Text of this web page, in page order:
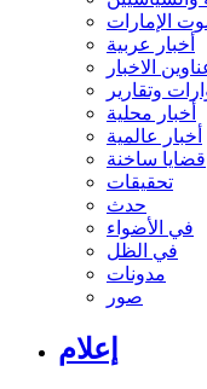
الإمارات
أخبار عربية
الاخبار
وتقارير
أخبار محلية
أخبار عالمية
قضايا ساخنة
تحقيقات
حدث
في الأضواء
في الظل
مدونات
صور
إعلام